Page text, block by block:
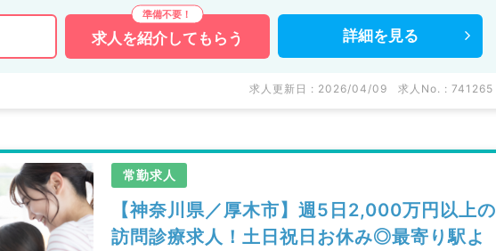
求人を紹介してもらう 詳細を 見る
求人更新日 : 2026/04/09 求人No. : 741265
常勤求人
【神奈川県／厚木市】週5日2,000万円以上の
訪問診療求人！土日祝日お休み◎最寄り駅よ